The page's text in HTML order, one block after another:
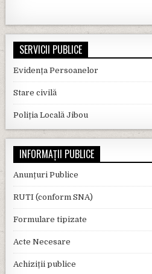
SERVICII PUBLICE
Evidența Persoanelor
Stare civilă
Poliția Locală Jibou
INFORMAȚII PUBLICE
Anunțuri Publice
RUTI (conform SNA)
Formulare tipizate
Acte Necesare
Achiziții publice